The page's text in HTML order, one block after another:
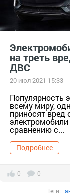
на треть
ДВС
20 июл 2021 15:33
Популярность
всему миру,
приносят
электромобили
сравнению с...
Подробнее
0 0
Теги: